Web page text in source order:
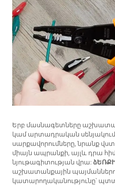
Երբ մասնագետները
կամ արտադրական սենյակում
սարքավորումները, նրանք
միայն ապրանքի, այլև դրա
նյութագիտության վրա:
աշխատանքային
կատարողականությունը՝